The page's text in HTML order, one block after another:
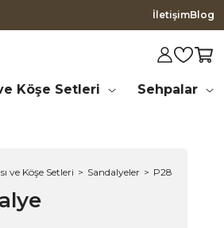
İletişimBlog
Köşe Setleri Sehpalar
ve Köşe Setleri Sandalyeler P284 Sandalye